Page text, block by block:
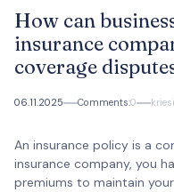
How can
insurance
coverage
06.11.2025 0
Comments: kriesi
An insurance policy is a
insurance company, you
premiums to maintain